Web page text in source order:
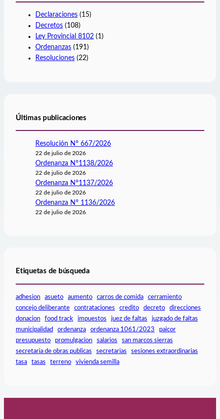
Declaraciones (15)
Decretos (108)
Ley Provincial 8102 (1)
Ordenanzas (191)
Resoluciones (22)
Últimas publicaciones
Resolución N° 667/2026
22 de julio de 2026
Ordenanza N°1138/2026
22 de julio de 2026
Ordenanza N°1137/2026
22 de julio de 2026
Ordenanza N° 1136/2026
22 de julio de 2026
Etiquetas de búsqueda
adhesion asueto aumento carros de comida
cerramiento
concejo deliberante
contrataciones credito decreto
direcciones
donacion
food track impuestos juez de faltas
juzgado de faltas
municipalidad
ordenanza ordenanza 1061/2023
paicor
presupuesto
promulgacion salarios
san marcos sierras
secretaria de obras publicas
secretarias
sesiones extraordinarias
tasa
tasas terreno vivienda semilla